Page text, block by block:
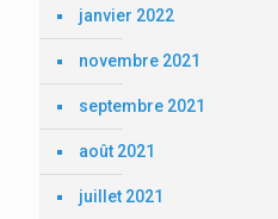
janvier 2022
novembre 2021
septembre 2021
août 2021
juillet 2021